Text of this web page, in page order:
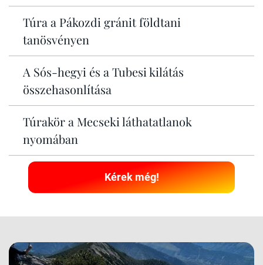
Túra a Pákozdi gránit földtani
tanösvényen
A Sós-hegyi és a Tubesi kilátás
összehasonlítása
Túrakör a Mecseki láthatatlanok
nyomában
Kérek még!